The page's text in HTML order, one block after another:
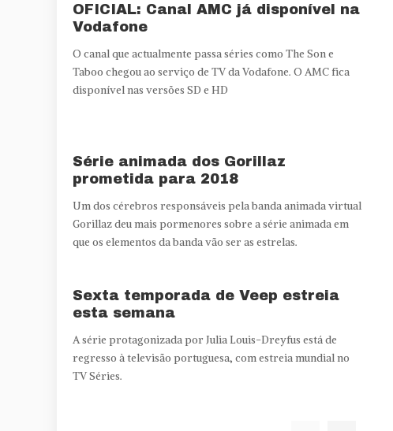
OFICIAL: Canal AMC já disponível na
Vodafone
O canal que actualmente passa séries como The Son e
Taboo chegou ao serviço de TV da Vodafone. O AMC fica
disponível nas versões SD e HD
Série animada dos Gorillaz
prometida para 2018
Um dos cérebros responsáveis pela banda animada virtual
Gorillaz deu mais pormenores sobre a série animada em
que os elementos da banda vão ser as estrelas.
Sexta temporada de Veep estreia
esta semana
A série protagonizada por Julia Louis-Dreyfus está de
regresso à televisão portuguesa, com estreia mundial no
TV Séries.